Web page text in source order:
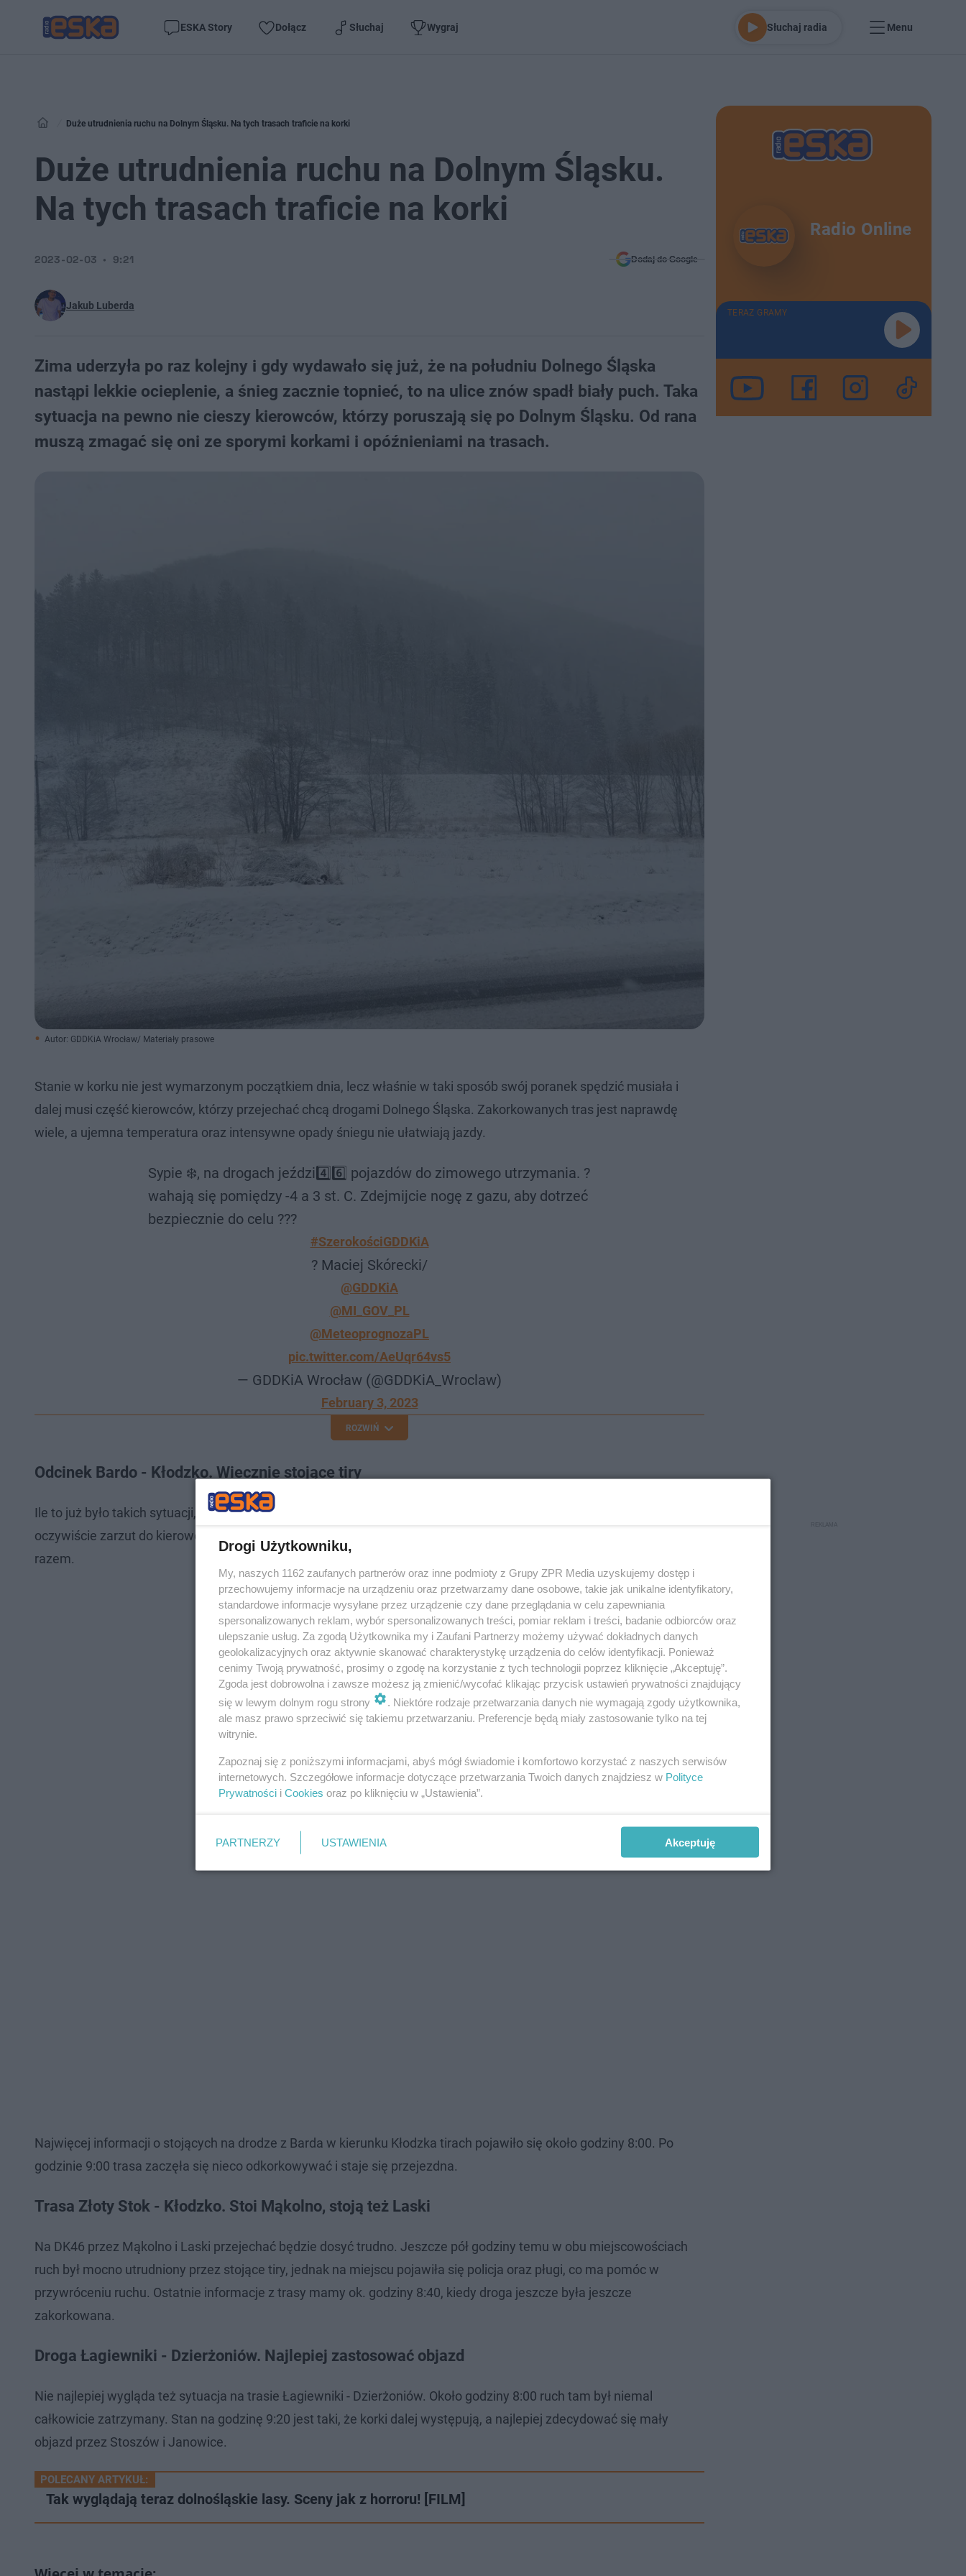
ESKA Story Dołącz Słuchaj Wygraj Słuchaj radia Menu
Duże utrudnienia ruchu na Dolnym Śląsku. Na tych trasach traficie na korki
Duże utrudnienia ruchu na Dolnym Śląsku.
Na tych trasach traficie na korki
Jakub Luberda
2023-02-03 9:21 Dodaj do Google
Zima uderzyła po raz kolejny i gdy wydawało się już, że na południu Dolnego Śląska
nastąpi lekkie ocieplenie, a śnieg zacznie topnieć, to na ulice znów spadł biały puch. Taka
sytuacja na pewno nie cieszy kierowców, którzy poruszają się po Dolnym Śląsku. Od rana
muszą zmagać się oni ze sporymi korkami i opóźnieniami na trasach.
Autor: GDDKiA Wrocław/ Materiały prasowe
Stanie w korku nie jest wymarzonym początkiem dnia, lecz właśnie w taki sposób swój poranek spędzić musiała i
dalej musi część kierowców, którzy przejechać chcą drogami Dolnego Śląska. Zakorkowanych tras jest naprawdę
wiele, a ujemna temperatura oraz intensywne opady śniegu nie ułatwiają jazdy.
Sypie ❄️, na drogach jeździ4️⃣6️⃣ pojazdów do zimowego utrzymania. ?
wahają się pomiędzy -4 a 3 st. C. Zdejmijcie nogę z gazu, aby dotrzeć
bezpiecznie do celu ???
#SzerokościGDDKiA
? Maciej Skórecki/
@GDDKiA
@MI_GOV_PL
@MeteoprognozaPL
pic.twitter.com/AeUqr64vs5
— GDDKiA Wrocław (@GDDKiA_Wroclaw)
February 3, 2023
ROZWIŃ
Odcinek Bardo - Kłodzko. Wiecznie stojące tiry
Ile to już było takich sytuacji, kiedy w dzień ataku zimy drogi korkowały się przez stojące na nich tiry? Nie jest to
oczywiście zarzut do kierowców - bezpieczeństwo przede wszystkim, natomiast tradycja jest podtrzymywana i tym
razem.
Najwięcej informacji o stojących na drodze z Barda w kierunku Kłodzka tirach pojawiło się około godziny 8:00. Po
godzinie 9:00 trasa zaczęła się nieco odkorkowywać i staje się przejezdna.
Trasa Złoty Stok - Kłodzko. Stoi Mąkolno, stoją też Laski
Na DK46 przez Mąkolno i Laski przejechać będzie dosyć trudno. Jeszcze pół godziny temu w obu miejscowościach
ruch był mocno utrudniony przez stojące tiry, jednak na miejscu pojawiła się policja oraz pługi, co ma pomóc w
przywróceniu ruchu. Ostatnie informacje z trasy mamy ok. godziny 8:40, kiedy droga jeszcze była jeszcze
zakorkowana.
Droga Łagiewniki - Dzierżoniów. Najlepiej zastosować objazd
Nie najlepiej wygląda też sytuacja na trasie Łagiewniki - Dzierżoniów. Około godziny 8:00 ruch tam był niemal
całkowicie zatrzymany. Stan na godzinę 9:20 jest taki, że korki dalej występują, a najlepiej zdecydować się mały
objazd przez Stoszów i Janowice.
POLECANY ARTYKUŁ:
Tak wyglądają teraz dolnośląskie lasy. Sceny jak z horroru! [FILM]
Radio Online
TERAZ GRAMY
Drogi Użytkowniku,
My, naszych 1162 zaufanych partnerów oraz inne podmioty z Grupy ZPR Media uzyskujemy dostęp i
przechowujemy informacje na urządzeniu oraz przetwarzamy dane osobowe, takie jak unikalne identyfikatory,
standardowe informacje wysyłane przez urządzenie czy dane przeglądania w celu zapewniania
spersonalizowanych reklam, wybór spersonalizowanych treści, pomiar reklam i treści, badanie odbiorców oraz
ulepszanie usług. Za zgodą Użytkownika my i Zaufani Partnerzy możemy używać dokładnych danych
geolokalizacyjnych oraz aktywnie skanować charakterystykę urządzenia do celów identyfikacji. Ponieważ
cenimy Twoją prywatność, prosimy o zgodę na korzystanie z tych technologii poprzez kliknięcie „Akceptuję”.
Zgoda jest dobrowolna i zawsze możesz ją zmienić/wycofać klikając przycisk ustawień prywatności znajdujący
się w lewym dolnym rogu strony
. Niektóre rodzaje przetwarzania danych nie wymagają zgody użytkownika,
ale masz prawo sprzeciwić się takiemu przetwarzaniu. Preferencje będą miały zastosowanie tylko na tej
witrynie.
Zapoznaj się z poniższymi informacjami, abyś mógł świadomie i komfortowo korzystać z naszych serwisów
internetowych. Szczegółowe informacje dotyczące przetwarzania Twoich danych znajdziesz w Polityce
Prywatności i Cookies oraz po kliknięciu w „Ustawienia”.
PARTNERZY USTAWIENIA Akceptuję